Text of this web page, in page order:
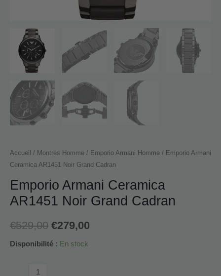
Accueil / Montres Homme / Emporio Armani Homme / Emporio Armani
Ceramica AR1451 Noir Grand Cadran
Emporio Armani Ceramica
AR1451 Noir Grand Cadran
€529,00 €279,00
Disponibilité : En stock